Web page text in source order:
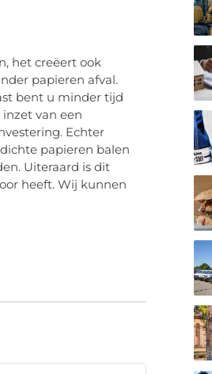
het creëert ook
papieren afval.
bent u minder tijd
van een
Echter
papieren balen
Uiteraard is dit
heeft. Wij kunnen